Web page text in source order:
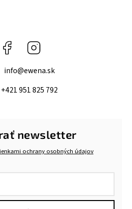
Facebook
info@ewena.sk
+421 951 825 792
newsletter
ochrany osobných údajov